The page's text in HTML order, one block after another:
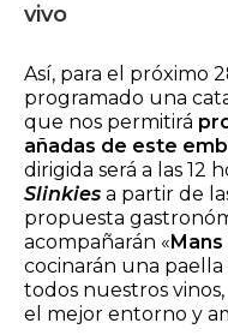
vivo
Así, para el próximo
programado una
que nos permitirá
añadas de este
dirigida será a las 12
Slinkies a partir de
propuesta
acompañarán « Mans
cocinarán una
todos nuestros
el mejor entorno y